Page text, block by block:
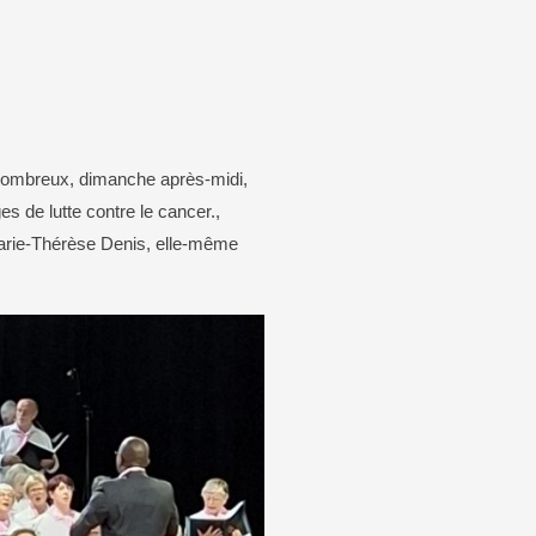
dimanche après-midi,
de lutte contre le cancer.,
Thérèse Denis, elle-même